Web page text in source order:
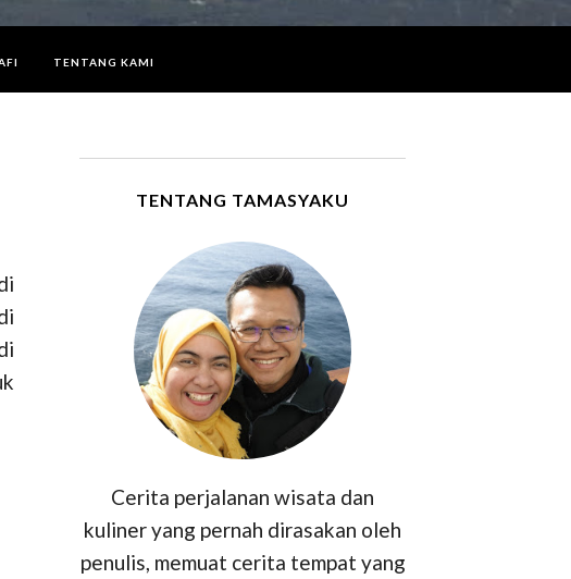
TENTANG KAMI
TENTANG TAMASYAKU
Cerita perjalanan wisata dan
kuliner yang pernah dirasakan oleh
penulis, memuat cerita tempat yang